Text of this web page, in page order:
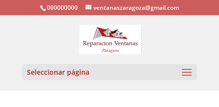
000000000 ventanaszaragoza@gmail.com
Seleccionar página